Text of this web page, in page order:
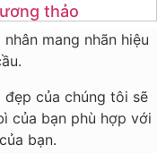
thảo
mang nhãn hiệu
của chúng tôi sẽ
của bạn phù hợp với
bạn.